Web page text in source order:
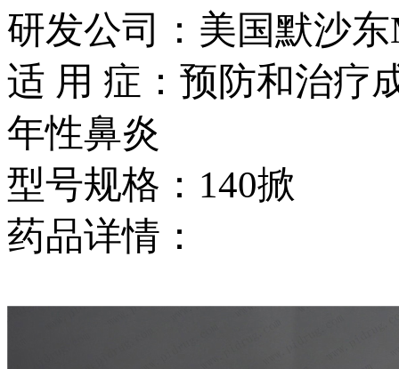
研发公司：美国默沙
适 用 症：预防和治疗
年性鼻炎
型号规格：140掀
药品详情：